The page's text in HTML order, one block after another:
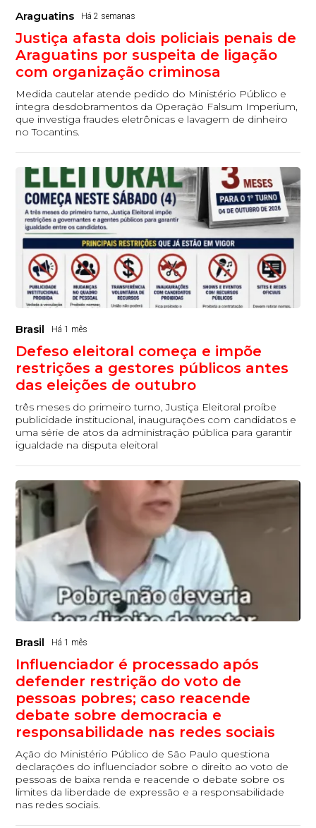
Araguatins Há 2 semanas
Justiça afasta dois policiais penais de
Araguatins por suspeita de ligação
com organização criminosa
Medida cautelar atende pedido do Ministério Público e
integra desdobramentos da Operação Falsum Imperium,
que investiga fraudes eletrônicas e lavagem de dinheiro
no Tocantins.
Brasil Há 1 mês
Defeso eleitoral começa e impõe
restrições a gestores públicos antes
das eleições de outubro
três meses do primeiro turno, Justiça Eleitoral proíbe
publicidade institucional, inaugurações com candidatos e
uma série de atos da administração pública para garantir
igualdade na disputa eleitoral
Brasil Há 1 mês
Influenciador é processado após
defender restrição do voto de
pessoas pobres; caso reacende
debate sobre democracia e
responsabilidade nas redes sociais
Ação do Ministério Público de São Paulo questiona
declarações do influenciador sobre o direito ao voto de
pessoas de baixa renda e reacende o debate sobre os
limites da liberdade de expressão e a responsabilidade
nas redes sociais.